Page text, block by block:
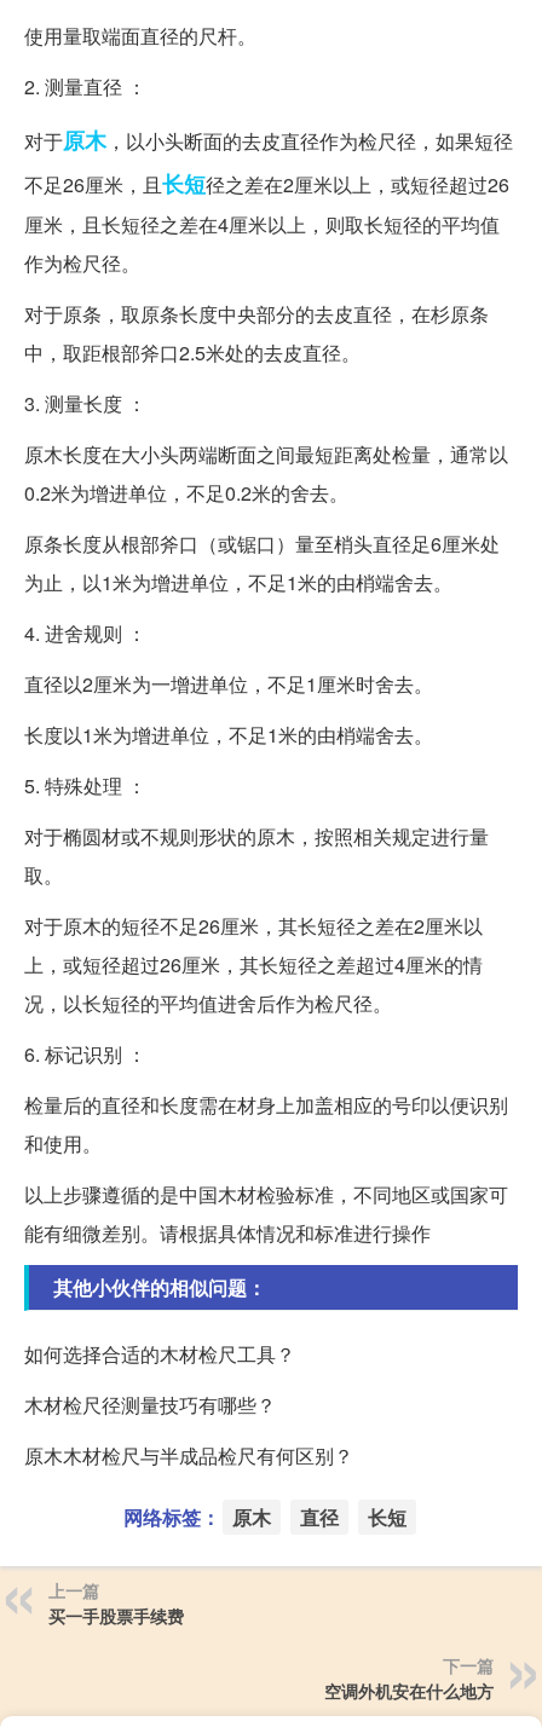
使用量取端面直径的尺杆。
2. 测量直径 ：
对于原木，以小头断面的去皮直径作为检尺径，如果短径
不足26厘米，且长短径之差在2厘米以上，或短径超过26
厘米，且长短径之差在4厘米以上，则取长短径的平均值
作为检尺径。
对于原条，取原条长度中央部分的去皮直径，在杉原条
中，取距根部斧口2.5米处的去皮直径。
3. 测量长度 ：
原木长度在大小头两端断面之间最短距离处检量，通常以
0.2米为增进单位，不足0.2米的舍去。
原条长度从根部斧口（或锯口）量至梢头直径足6厘米处
为止，以1米为增进单位，不足1米的由梢端舍去。
4. 进舍规则 ：
直径以2厘米为一增进单位，不足1厘米时舍去。
长度以1米为增进单位，不足1米的由梢端舍去。
5. 特殊处理 ：
对于椭圆材或不规则形状的原木，按照相关规定进行量
取。
对于原木的短径不足26厘米，其长短径之差在2厘米以
上，或短径超过26厘米，其长短径之差超过4厘米的情
况，以长短径的平均值进舍后作为检尺径。
6. 标记识别 ：
检量后的直径和长度需在材身上加盖相应的号印以便识别
和使用。
以上步骤遵循的是中国木材检验标准，不同地区或国家可
能有细微差别。请根据具体情况和标准进行操作
其他小伙伴的相似问题：
如何选择合适的木材检尺工具？
木材检尺径测量技巧有哪些？
原木木材检尺与半成品检尺有何区别？
网络标签： 原木 直径 长短
上一篇
买一手股票手续费
下一篇
空调外机安在什么地方